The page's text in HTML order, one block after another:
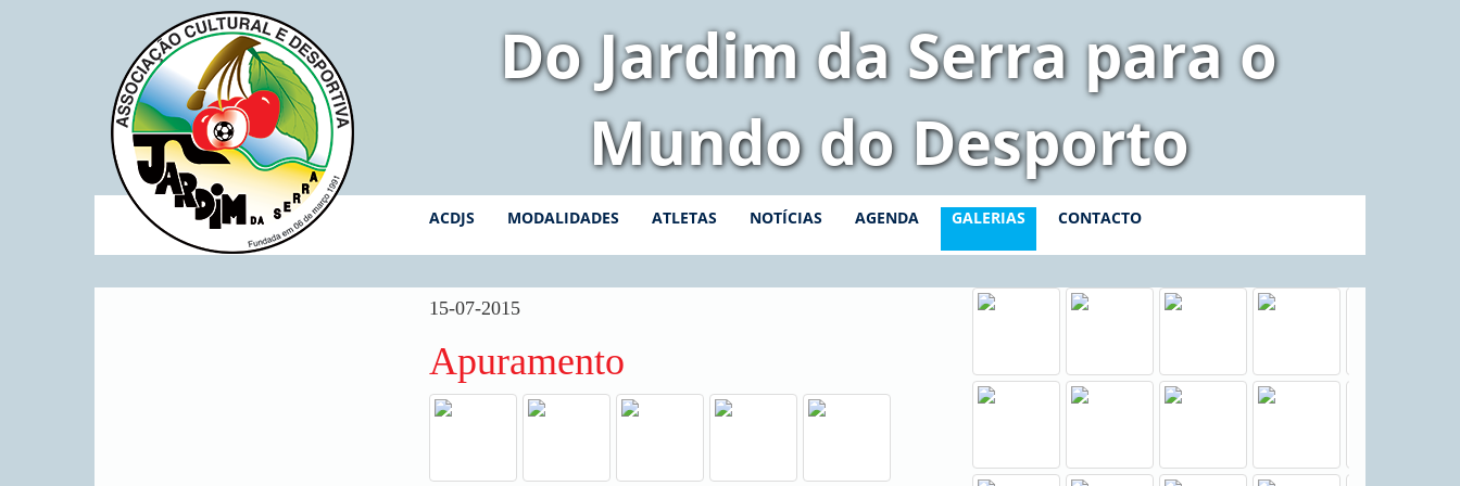
Do Jardim da Serra para o
Mundo do Desporto
ACDJS MODALIDADES ATLETAS NOTÍCIAS AGENDA GALERIAS CONTACTO
15-07-2015
Apuramento